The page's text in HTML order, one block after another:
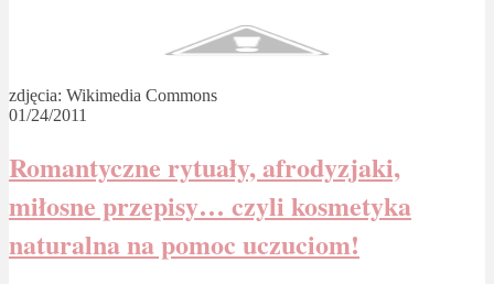
zdjęcia: Wikimedia Commons
01/24/2011
Romantyczne rytuały, afrodyzjaki,
miłosne przepisy… czyli kosmetyka
naturalna na pomoc uczuciom!